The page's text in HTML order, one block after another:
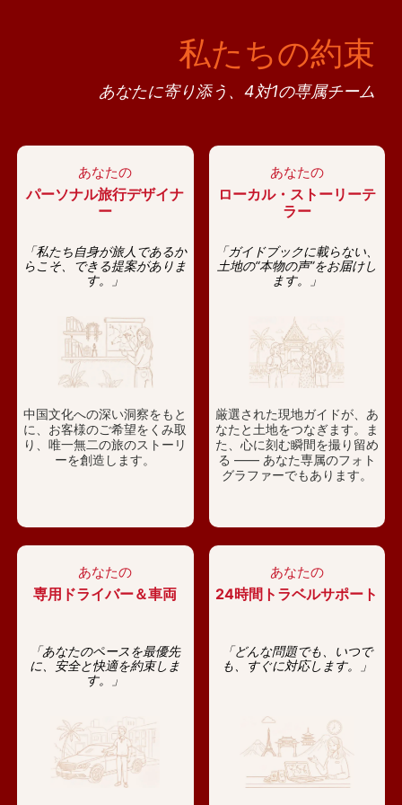
私たちの約束
あなたに寄り添う、4対1の専属チーム
あなたの
パーソナル旅行デザイナ
ー
「私たち自身が旅人であるか
らこそ、できる提案がありま
す。」
中国文化への深い洞察をもと
に、お客様のご希望をくみ取
り、唯一無二の旅のストーリ
ーを創造します。
あなたの
ローカル・ストーリーテ
ラー
「ガイドブックに載らない、
土地の“本物の声”をお届けし
ます。」
厳選された現地ガイドが、あ
なたと土地をつなぎます。ま
た、心に刻む瞬間を撮り留め
る —— あなた専属のフォト
グラファーでもあります。
あなたの
専用ドライバー＆車両
「あなたのペースを最優先
に、安全と快適を約束しま
す。」
あなたの
24時間トラベルサポート
「どんな問題でも、いつで
も、すぐに対応します。」